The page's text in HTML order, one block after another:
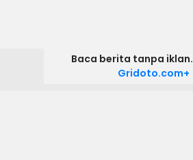
Baca berita tanpa iklan.
Gridoto.com+